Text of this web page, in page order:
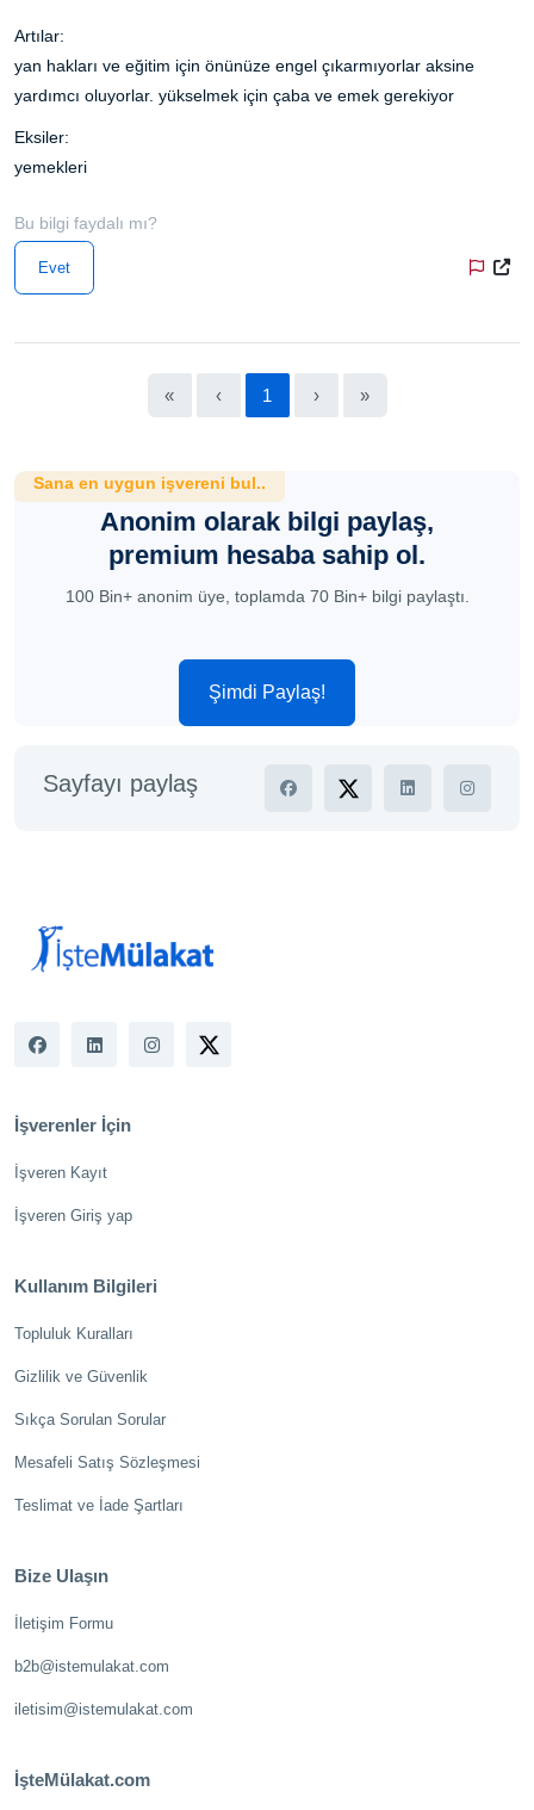
Artılar:
yan hakları ve eğitim için önünüze engel çıkarmıyorlar aksine
yardımcı oluyorlar. yükselmek için çaba ve emek gerekiyor
Eksiler:
yemekleri
Bu bilgi faydalı mı?
Evet
« ‹ 1 › »
Sana en uygun işvereni bul..
Anonim olarak bilgi paylaş,
premium hesaba sahip ol.
100 Bin+ anonim üye, toplamda 70 Bin+ bilgi paylaştı.
Şimdi Paylaş!
Sayfayı paylaş
İşverenler İçin
İşveren Kayıt
İşveren Giriş yap
Kullanım Bilgileri
Topluluk Kuralları
Gizlilik ve Güvenlik
Sıkça Sorulan Sorular
Mesafeli Satış Sözleşmesi
Teslimat ve İade Şartları
Bize Ulaşın
İletişim Formu
b2b@istemulakat.com
iletisim@istemulakat.com
İşteMülakat.com